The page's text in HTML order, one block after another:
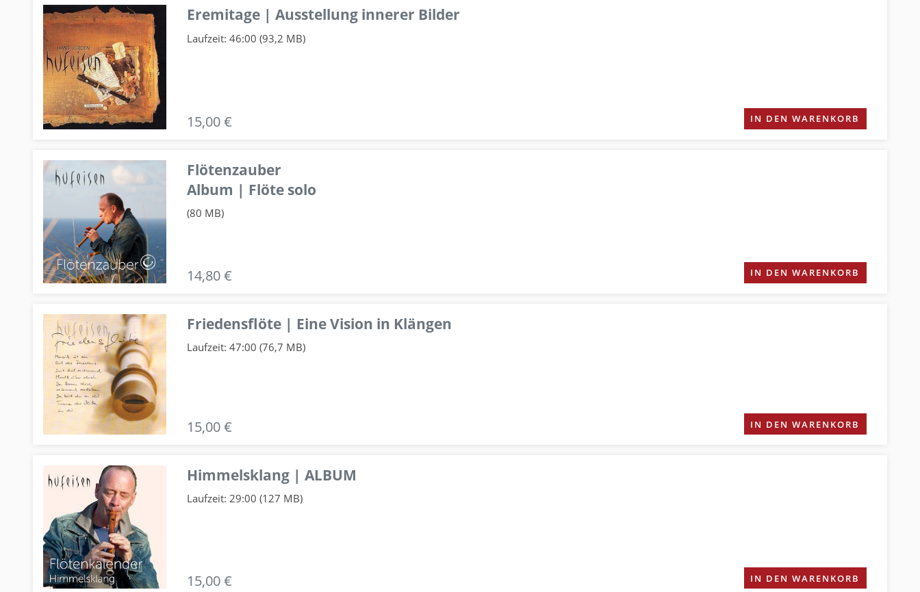
Eremitage | Ausstellung innerer Bilder
Laufzeit: 46:00 (93,2 MB)
15,00 € IN DEN WARENKORB
Flötenzauber
Album | Flöte solo
(80 MB)
14,80 € IN DEN WARENKORB
Friedensflöte | Eine Vision in Klängen
Laufzeit: 47:00 (76,7 MB)
15,00 € IN DEN WARENKORB
Himmelsklang | ALBUM
Laufzeit: 29:00 (127 MB)
15,00 € IN DEN WARENKORB